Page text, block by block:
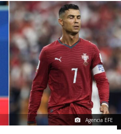
Agencia EFE